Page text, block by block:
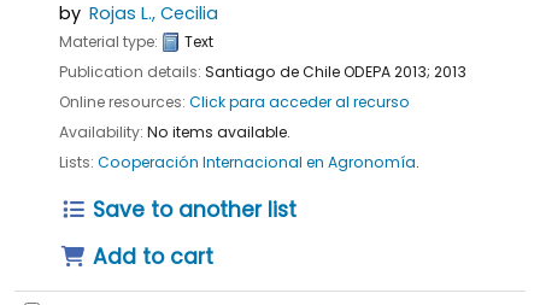
by Rojas L., Cecilia
Material type:
Text
Publication details: Santiago de ChileODEPA2013; 2013
Online resources: Click para acceder al recurso
Availability: No items available.
Lists: Cooperación Internacional en Agronomía.
Save to another list
Add to cart